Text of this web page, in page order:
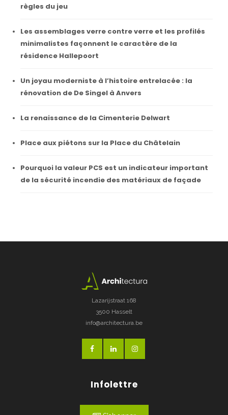
règles du jeu
Les assemblages verre contre verre et les profilés
minimalistes façonnent le caractère de la
résidence Hallepoort
Un joyau moderniste à l’histoire entrelacée : la
rénovation de De Singel à Anvers
La renaissance de la Cimenterie Delwart
Place aux piétons sur la Place du Châtelain
Pourquoi la valeur PCS est un indicateur important
de la sécurité incendie des matériaux de façade
Lazarijstraat 168
3500 Hasselt
info@architectura.be
Infolettre